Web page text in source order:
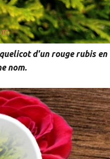
d'un rouge rubis en
nom.